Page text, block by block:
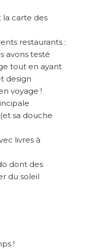
la carte des
restaurants :
avons testé
tout en ayant
design
voyage !
sa douche
livres à
dont des
du soleil
!